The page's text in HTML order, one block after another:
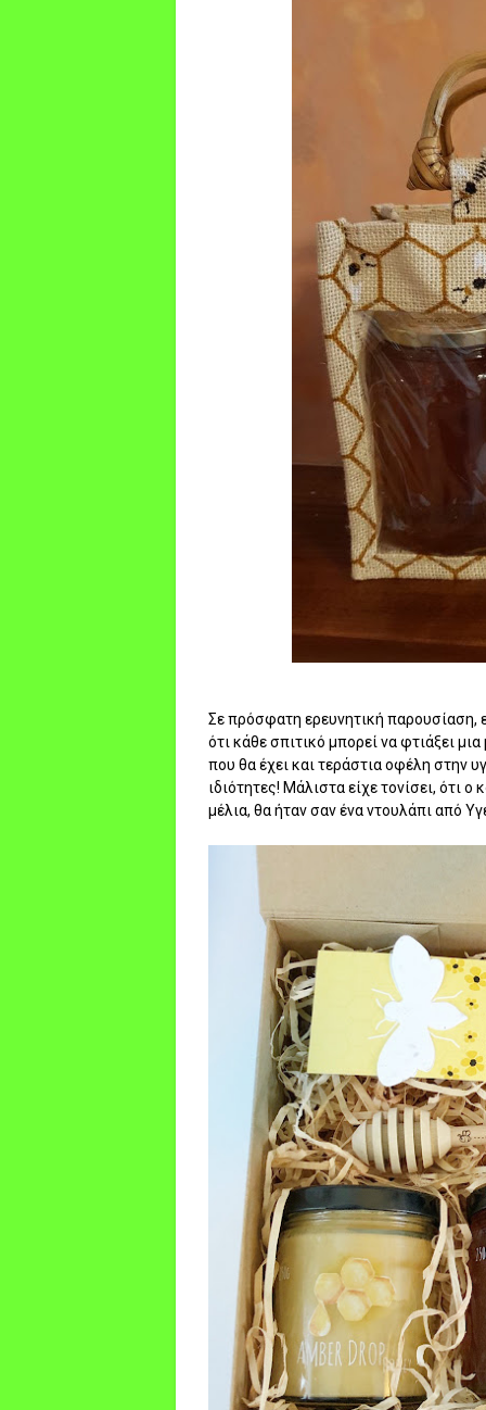
Σε πρόσφατη ερευνητική παρουσίαση,
ότι κάθε σπιτικό μπορεί να φτιάξει
που θα έχει και τεράστια οφέλη στην
ιδιότητες! Μάλιστα είχε τονίσει, ότι
μέλια, θα ήταν σαν ένα ντουλάπι από